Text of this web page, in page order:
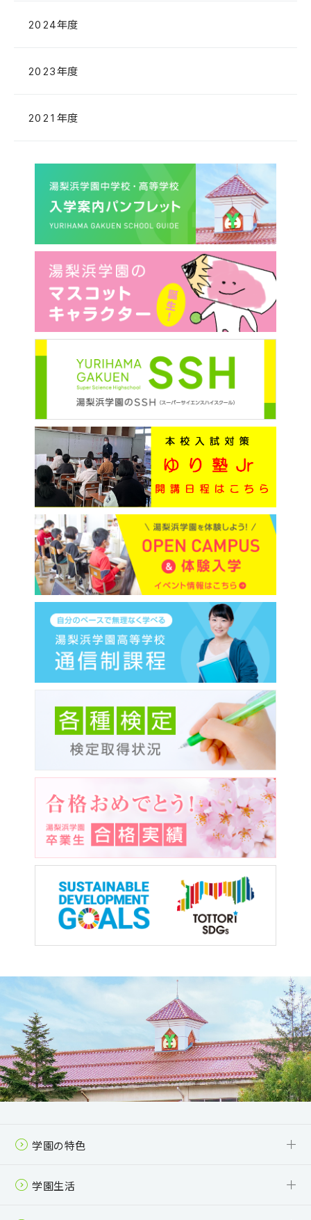
2024年度
2023年度
2021年度
学園の特色
6年一貫教育
少人数制＋個別指導
「自主自律」を体現する活動
受験対策・進路指導
SSH
学園生活